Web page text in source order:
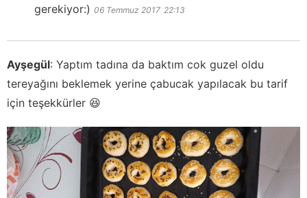
gerekiyor:) 06 Temmuz 2017 22:13
Ayşegül: Yaptım tadına da baktım cok guzel oldu
tereyağını beklemek yerine çabucak yapılacak bu tarif
için teşekkürler 😆